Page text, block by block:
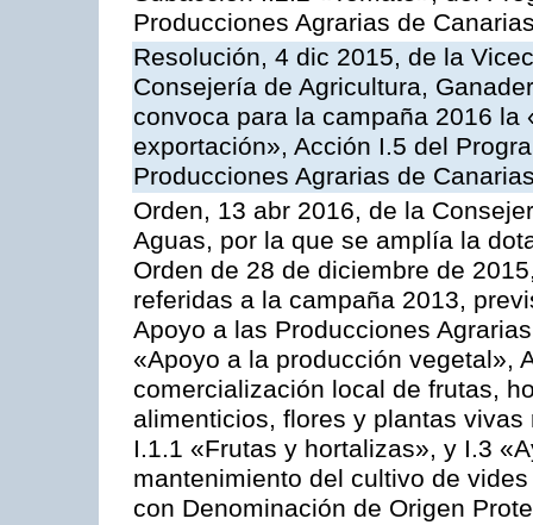
Producciones Agrarias de
Resolución, 4 dic 2015, de la
Consejería de Agricultura,
convoca para la campaña 2016
exportación», Acción I.5 del
Producciones Agrarias de
Orden, 13 abr 2016, de la
Aguas, por la que se amplía la
Orden de 28 de diciembre de
referidas a la campaña 2013,
Apoyo a las Producciones
«Apoyo a la producción vegetal»,
comercialización local de frutas,
alimenticios, flores y plantas
I.1.1 «Frutas y hortalizas», y I.3
mantenimiento del cultivo de
con Denominación de Origen